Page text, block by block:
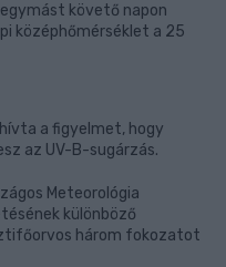
követő napon
középhőmérséklet a 25
a figyelmet, hogy
az UV-B-sugárzás.
Meteorológia
különböző
három fokozatot